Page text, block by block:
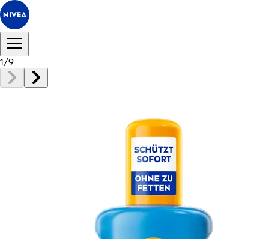
1/9